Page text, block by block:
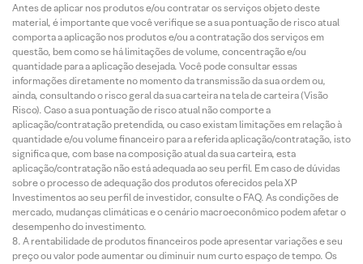
Antes de aplicar nos produtos e/ou contratar os serviços objeto deste
material, é importante que você verifique se a sua pontuação de risco atual
comporta a aplicação nos produtos e/ou a contratação dos serviços em
questão, bem como se há limitações de volume, concentração e/ou
quantidade para a aplicação desejada. Você pode consultar essas
informações diretamente no momento da transmissão da sua ordem ou,
ainda, consultando o risco geral da sua carteira na tela de carteira (Visão
Risco). Caso a sua pontuação de risco atual não comporte a
aplicação/contratação pretendida, ou caso existam limitações em relação à
quantidade e/ou volume financeiro para a referida aplicação/contratação, isto
significa que, com base na composição atual da sua carteira, esta
aplicação/contratação não está adequada ao seu perfil. Em caso de dúvidas
sobre o processo de adequação dos produtos oferecidos pela XP
Investimentos ao seu perfil de investidor, consulte o FAQ. As condições de
mercado, mudanças climáticas e o cenário macroeconômico podem afetar o
desempenho do investimento.
A rentabilidade de produtos financeiros pode apresentar variações e seu
preço ou valor pode aumentar ou diminuir num curto espaço de tempo. Os